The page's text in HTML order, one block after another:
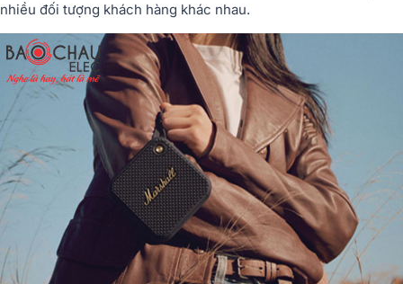
nhiều đối tượng khách hàng khác nhau.